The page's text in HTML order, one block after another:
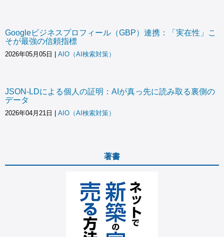
Googleビジネスプロフィール（GBP）連携：「実在性」こ
そが最強の信頼指標
2026年05月05日 AIO（AI検索対策）
JSON-LDによる個人の証明：AIが真っ先に読み取る裏側の
データ
2026年04月21日 AIO（AI検索対策）
著書